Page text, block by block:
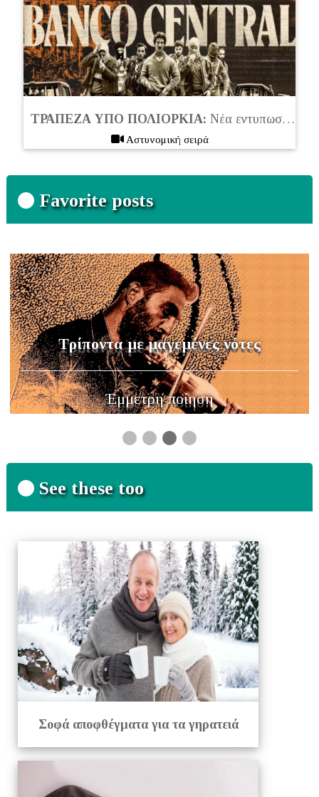
ΤΡΑΠΕΖΑ ΥΠΟ ΠΟΛΙΟΡΚΙΑ:Νέα εντυπωσιακή μίνι σειρά θρίλερ στο Netflix (2024)
Aστυνομική σειρά
Favorite posts
4/ 4
Προβολές
Χρονογράφημα
See these too
Σοφά αποφθέγματα για τα γηρατειά